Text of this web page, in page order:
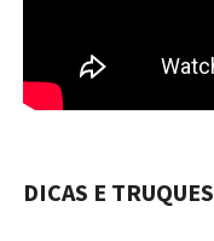
DICAS E TRUQUES